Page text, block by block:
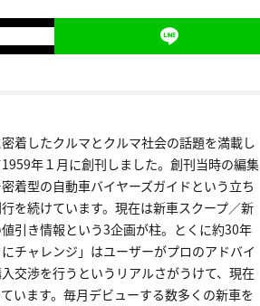
着したクルマとクルマ社会の話題を満載し
年１月に創刊しました。創刊当時の編集
着型の自動車バイヤーズガイドという立ち
を続けています。現在は新車スクープ／新
引き情報という3企画が柱。とくに約30年
チャレンジ」はユーザーがプロのアドバイ
交渉を行うというリアルさがうけて、現在
います。毎月デビューする数多くの新車を